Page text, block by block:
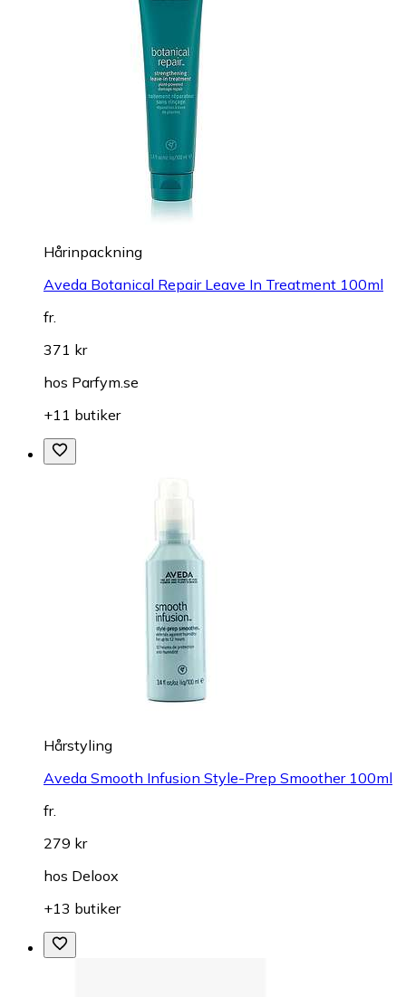
Hårinpackning
Aveda Botanical Repair Leave In Treatment 100ml
fr.
371 kr
hos Parfym.se
+11 butiker
Hårstyling
Aveda Smooth Infusion Style-Prep Smoother 100ml
fr.
279 kr
hos Deloox
+13 butiker